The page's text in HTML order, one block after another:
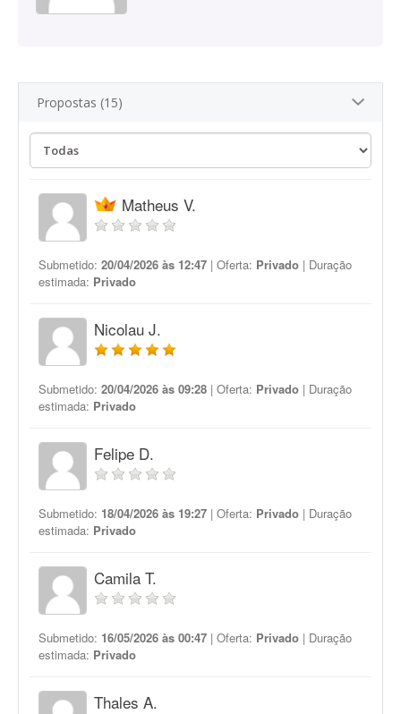
Propostas (15)
Matheus V.
Submetido: 20/04/2026 às 12:47 | Oferta: Privado | Duração
estimada: Privado
Nicolau J.
Submetido: 20/04/2026 às 09:28 | Oferta: Privado | Duração
estimada: Privado
Felipe D.
Submetido: 18/04/2026 às 19:27 | Oferta: Privado | Duração
estimada: Privado
Camila T.
Submetido: 16/05/2026 às 00:47 | Oferta: Privado | Duração
estimada: Privado
Thales A.